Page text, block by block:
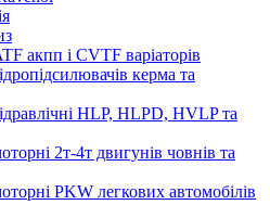
акпп і CVTF варіаторів
керма та
HLP, HLPD, HVLP та
2т-4т двигунів човнів та
PKW легкових автомобілів